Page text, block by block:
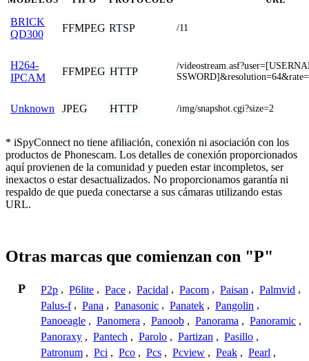
BRICK
QD300
FFMPEG RTSP /11
H264-
IPCAM
FFMPEG HTTP
/
Unknown JPEG HTTP /img/snapshot.cgi?size=2
* iSpyConnect no tiene afiliación, conexión ni asociación con los
productos de Phonescam. Los detalles de conexión proporcionados
aquí provienen de la comunidad y pueden estar incompletos, ser
inexactos o estar desactualizados. No proporcionamos garantía ni
respaldo de que pueda conectarse a sus cámaras utilizando estas
URL.
Otras marcas que comienzan con "P"
P P2p , P6lite , Pace , Pacidal , Pacom , Paisan , Palmvid ,
Palus-f , Pana , Panasonic , Panatek , Pangolin ,
Panoeagle , Panomera , Panoob , Panorama , Panoramic ,
Panoraxy , Pantech , Parolo , Partizan , Pasillo ,
Patronum , Pci , Pco , Pcs , Pcview , Peak , Pearl ,